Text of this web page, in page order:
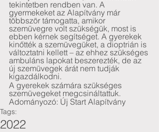
tekintetben rendben van. A
gyermekeket az Alapítvány már
többször támogatta, amikor
szemüvegre volt szükségük, most is
ebben kérnek segítséget. A gyerekek
kinőtték a szemüvegüket, a dioptrián is
változtatni kellett – az ehhez szükséges
ambuláns lapokat beszerezték, de az
új szemüvegek árát nem tudják
kigazdálkodni.
A gyerekek számára szükséges
szemüvegeket megcsináltattuk.
Adományozó: Új Start Alapítvány
Tags:
2022